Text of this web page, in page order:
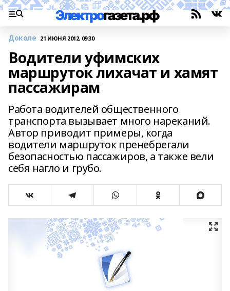
Доколе 21 ИЮНЯ 2012, 09:30
Водители уфимских
маршруток лихачат и хамят
пассажирам
Работа водителей общественного
транспорта вызывает много нареканий.
Автор приводит примеры, когда
водители маршруток пренебрегали
безопасностью пассажиров, а также вели
себя нагло и грубо.